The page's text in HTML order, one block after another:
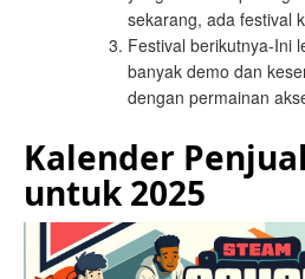
sekarang, ada festival
Festival berikutnya-Ini
banyak demo dan
dengan permainan
Kalender
untuk 2025